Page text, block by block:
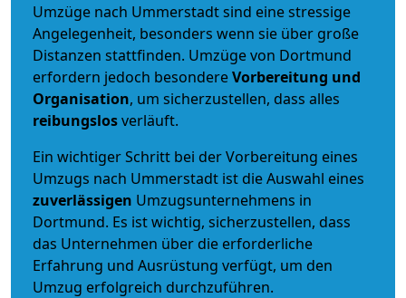
Umzüge nach Ummerstadt sind eine stressige
Angelegenheit, besonders wenn sie über große
Distanzen stattfinden. Umzüge von Dortmund
erfordern jedoch besondereVorbereitung und
Organisation, um sicherzustellen, dass alles
reibungslosverläuft.
Ein wichtiger Schritt bei der Vorbereitung eines
Umzugs nach Ummerstadt ist die Auswahl eines
zuverlässigen Umzugsunternehmens in
Dortmund. Es ist wichtig, sicherzustellen, dass
das Unternehmen über die erforderliche
Erfahrung und Ausrüstung verfügt, um den
Umzug erfolgreich durchzuführen.